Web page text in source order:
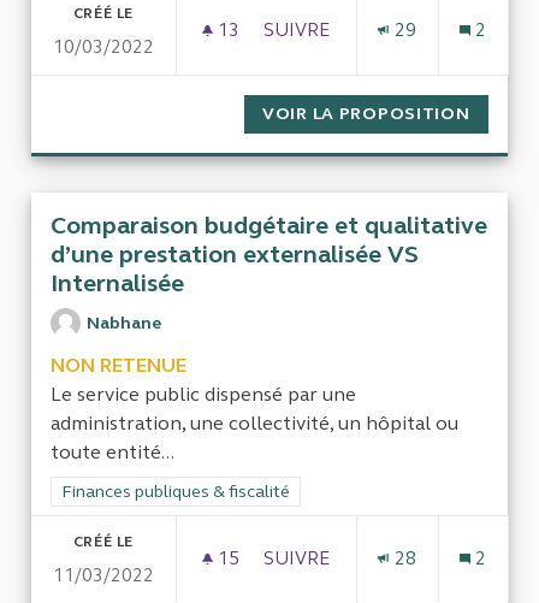
CRÉÉ LE
10/03/2022
13 13 ABONNÉS
SUIVRE
29 2
VOIR LA PROPOSITION
Comparaison budgétaire et qualitative
d’une prestation externalisée VS
Internalisée
Nabhane
NON RETENUE
Le service public dispensé par une
administration, une collectivité, un hôpital ou
toute entité...
Filtrer les résultats de la catégorie : Finances publiques &
Finances publiques & fiscalité
CRÉÉ LE
11/03/2022
15 15 ABONNÉS
SUIVRE
28 2